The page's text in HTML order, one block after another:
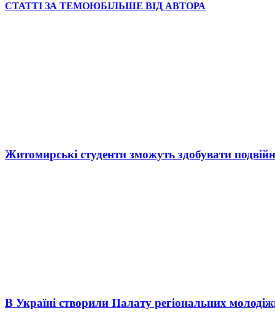
СТАТТІ ЗА ТЕМОЮБІЛЬШЕ ВІД АВТОРА
Житомирські студенти зможуть здобувати
В Україні створили Палату регіональних